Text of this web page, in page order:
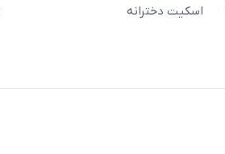
اسکیت دخترانه